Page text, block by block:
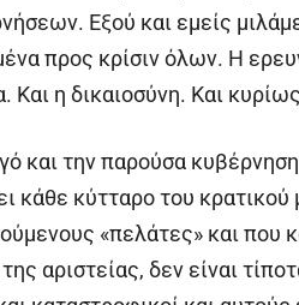
Εξού και εμείς
προς κρίσιν όλων. Η
Και η δικαιοσύνη. Και
και την παρούσα
κάθε κύτταρο του
«πελάτες» και
αριστείας, δεν είναι